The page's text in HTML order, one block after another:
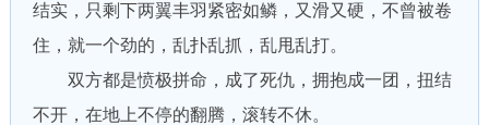
结实，只剩下两翼丰羽紧密如鳞，又滑又硬，不曾被卷
住，就一个劲的，乱扑乱抓，乱甩乱打。
双方都是愤极拼命，成了死仇，拥抱成一团，扭结
不开，在地上不停的翻腾，滚转不休。